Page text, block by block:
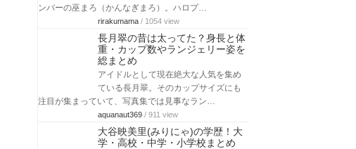
ンバーの巫まろ（かんなぎまろ）。ハロプ…
rirakumama / 1054 view
長月翠の昔は太ってた？身長と体
重・カップ数やランジェリー姿を
総まとめ
アイドルとして現在絶大な人気を集め
ている長月翠。そのカップサイズにも
注目が集まっていて、写真集では見事なラン…
aquanaut369 / 911 view
大谷映美里(みりにゃ)の学歴！大
学・高校・中学・小学校まとめ